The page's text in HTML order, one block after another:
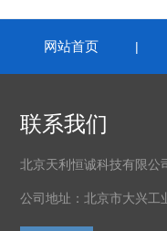
网站首页 |
联系我们
北京天利恒诚科技有限公
公司地址：北京市大兴工